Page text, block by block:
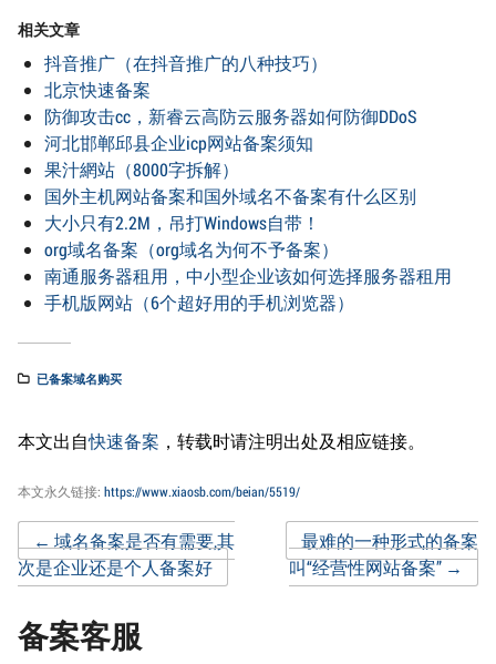
相关文章
抖音推广（在抖音推广的八种技巧）
北京快速备案
防御攻击cc，新睿云高防云服务器如何防御DDoS
河北邯郸邱县企业icp网站备案须知
果汁網站（8000字拆解）
国外主机网站备案和国外域名不备案有什么区别
大小只有2.2M，吊打Windows自带！
org域名备案（org域名为何不予备案）
南通服务器租用，中小型企业该如何选择服务器租用
手机版网站（6个超好用的手机浏览器）
已备案域名购买
本文出自快速备案 ，转载时请注明出处及相应链接。
本文永久链接: https://www.xiaosb.com/beian/5519/
Post
navigation
← 域名备案是否有需要,其
次是企业还是个人备案好
最难的一种形式的备案
叫“经营性网站备案”→
备案客服